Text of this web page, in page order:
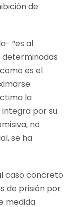
de
“es al
determinadas
es el
la
integra por su
no
se ha
caso concreto
de prisión por
medida